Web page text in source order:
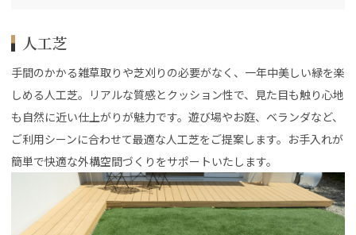
人工芝
手間のかかる雑草取りや芝刈りの必要がなく、一年中美しい緑を楽
しめる人工芝。リアルな質感とクッション性で、見た目も触り心地
も自然に近い仕上がりが魅力です。遊び場やお庭、ベランダなど、
ご利用シーンに合わせて最適な人工芝をご提案します。お手入れが
簡単で快適な外構空間づくりをサポートいたします。